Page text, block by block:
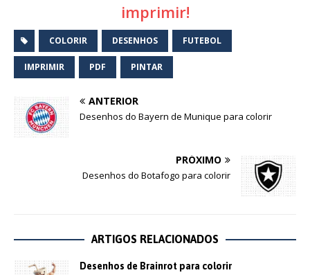
imprimir!
COLORIR DESENHOS FUTEBOL
IMPRIMIR PDF PINTAR
ANTERIOR
Desenhos do Bayern de Munique para colorir
PRÓXIMO
Desenhos do Botafogo para colorir
ARTIGOS RELACIONADOS
Desenhos de Brainrot para colorir